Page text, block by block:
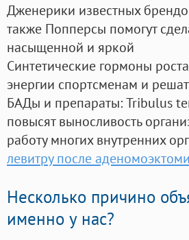
Дженерики известных
также Попперсы помогут
насыщенной и яркой
Синтетические гормоны роста
энергии спортсменам и
БАДы и препараты:Tribulus
повысят выносливость
работу многих внутренних
левитру после
Несколько причино
именно у нас?